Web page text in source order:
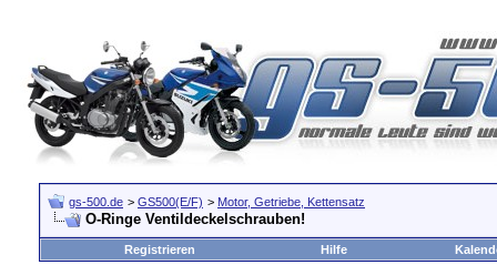
gs-500.de > GS500(E/F) > Motor, Getriebe, Kettensatz
O-Ringe Ventildeckelschrauben!
Registrieren Hilfe